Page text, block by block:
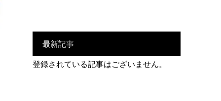
最新記事
登録されている記事はございません。